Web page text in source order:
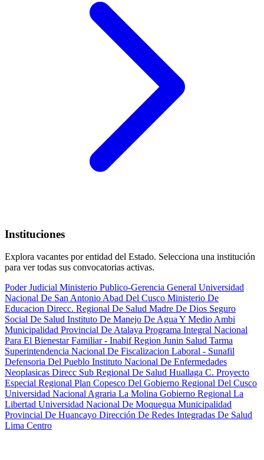
Instituciones
Explora vacantes por entidad del Estado. Selecciona una institución
para ver todas sus convocatorias activas.
Poder Judicial Ministerio Publico-Gerencia General Universidad
Nacional De San Antonio Abad Del Cusco Ministerio De
Educacion Direcc. Regional De Salud Madre De Dios Seguro
Social De Salud Instituto De Manejo De Agua Y Medio Ambi
Municipalidad Provincial De Atalaya Programa Integral Nacional
Para El Bienestar Familiar - InabifRegion Junin Salud Tarma
Superintendencia Nacional De Fiscalizacion Laboral - Sunafil
Defensoria Del Pueblo Instituto Nacional De Enfermedades
Neoplasicas Direcc Sub Regional De Salud Huallaga C. Proyecto
Especial Regional Plan Copesco Del Gobierno Regional Del Cusco
Universidad Nacional Agraria La Molina Gobierno Regional La
Libertad Universidad Nacional De Moquegua Municipalidad
Provincial De Huancayo Dirección De Redes Integradas De Salud
Lima Centro